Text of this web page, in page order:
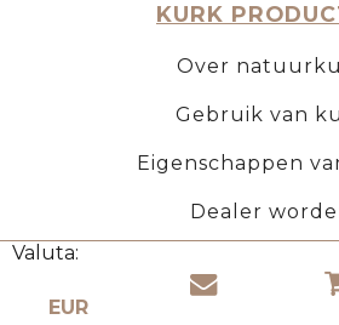
Valuta:
KURK
Over
Gebruik van
Eigenschappen
Dealer